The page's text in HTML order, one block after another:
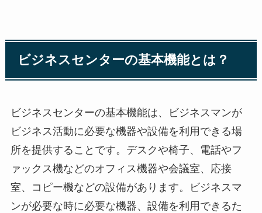
ビジネスセンターの基本機能とは？
ビジネスセンターの基本機能は、ビジネスマンが
ビジネス活動に必要な機器や設備を利用できる場
所を提供することです。デスクや椅子、電話やフ
ァックス機などのオフィス機器や会議室、応接
室、コピー機などの設備があります。ビジネスマ
ンが必要な時に必要な機器、設備を利用できるた